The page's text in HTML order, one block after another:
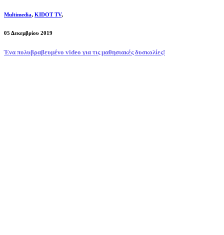
Multimedia, KIDOT TV,
05 Δεκεμβρίου 2019
Ένα πολυβραβευμένο video για τις μαθησιακές δυσκολίες!